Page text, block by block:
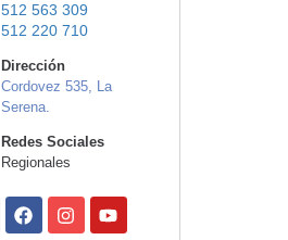
512 563 309
512 220 710
Dirección
Cordovez 535, La
Serena.
Redes Sociales
Regionales